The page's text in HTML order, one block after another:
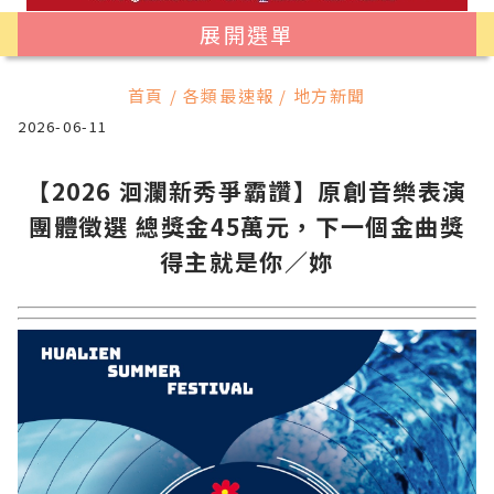
展開選單
首頁 / 各類最速報 / 地方新聞
2026-06-11
【2026 洄瀾新秀爭霸讚】原創音樂表演
團體徵選 總獎金45萬元，下一個金曲獎
得主就是你／妳